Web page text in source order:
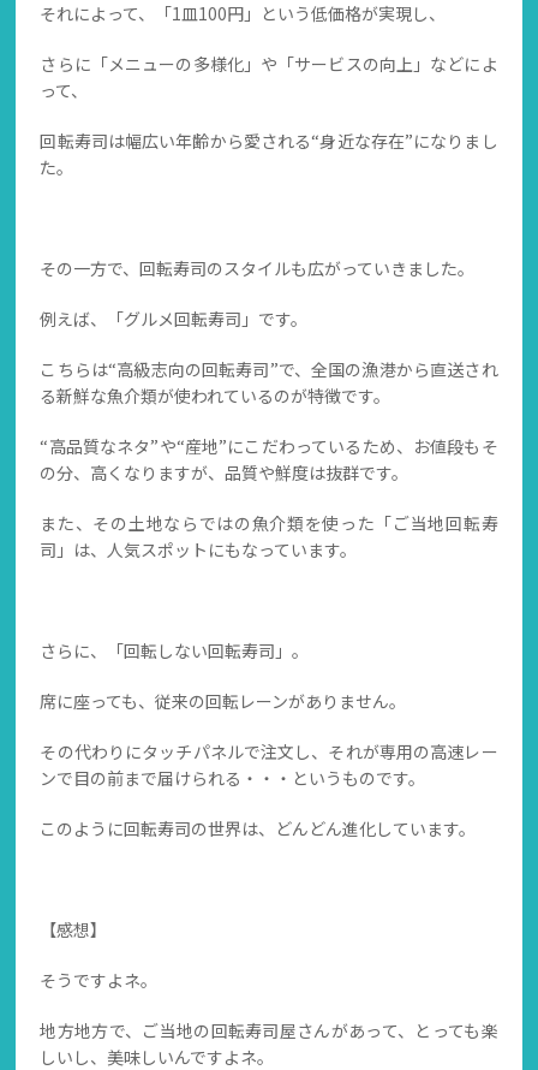
それによって、「1皿100円」という低価格が実現し、
さらに「メニューの多様化」や「サービスの向上」などによ
って、
回転寿司は幅広い年齢から愛される“身近な存在”になりまし
た。
その一方で、回転寿司のスタイルも広がっていきました。
例えば、「グルメ回転寿司」です。
こちらは“高級志向の回転寿司”で、全国の漁港から直送され
る新鮮な魚介類が使われているのが特徴です。
“高品質なネタ”や“産地”にこだわっているため、お値段もそ
の分、高くなりますが、品質や鮮度は抜群です。
また、その土地ならではの魚介類を使った「ご当地回転寿
司」は、人気スポットにもなっています。
さらに、「回転しない回転寿司」。
席に座っても、従来の回転レーンがありません。
その代わりにタッチパネルで注文し、それが専用の高速レー
ンで目の前まで届けられる・・・というものです。
このように回転寿司の世界は、どんどん進化しています。
【感想】
そうですよネ。
地方地方で、ご当地の回転寿司屋さんがあって、とっても楽
しいし、美味しいんですよネ。